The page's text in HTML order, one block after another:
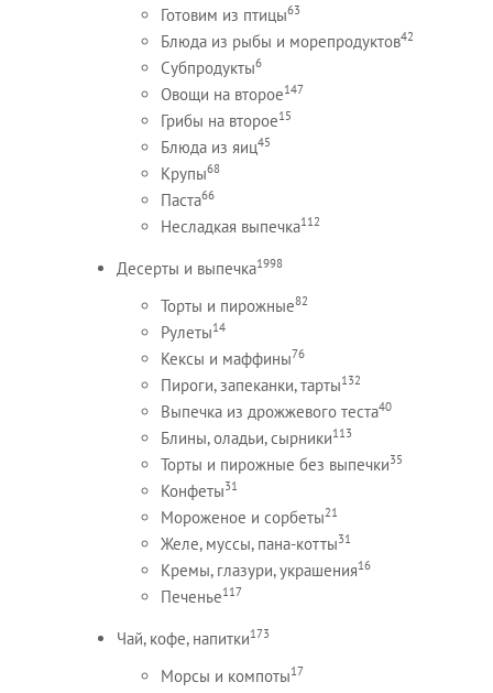
Готовим из птицы63
Блюда из рыбы и морепродуктов42
Субпродукты6
Овощи на второе147
Грибы на второе15
Блюда из яиц45
Крупы68
Паста66
Несладкая выпечка112
Десерты и выпечка1998
Торты и пирожные82
Рулеты14
Кексы и маффины76
Пироги, запеканки, тарты132
Выпечка из дрожжевого теста40
Блины, оладьи, сырники113
Торты и пирожные без выпечки35
Конфеты31
Мороженое и сорбеты21
Желе, муссы, пана-котты31
Кремы, глазури, украшения16
Печенье117
Чай, кофе, напитки173
Морсы и компоты17